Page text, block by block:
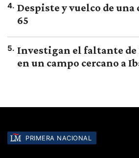
4. Despiste y vuelco de una
65
5. Investigan el faltante de
en un campo cercano a
PRIMERA NACIONAL